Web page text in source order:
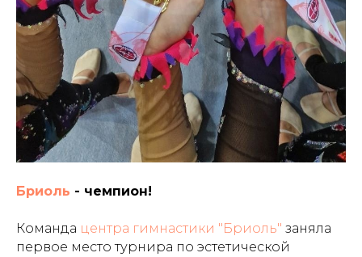
Бриоль - чемпион!
Команда центра гимнастики "Бриоль" заняла
первое место турнира по эстетической